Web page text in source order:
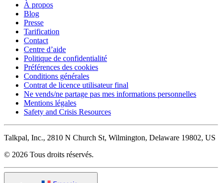
À propos
Blog
Presse
Tarification
Contact
Centre d’aide
Politique de confidentialité
Préférences des cookies
Conditions générales
Contrat de licence utilisateur final
Ne vends/ne partage pas mes informations personnelles
Mentions légales
Safety and Crisis Resources
Talkpal, Inc., 2810 N Church St, Wilmington, Delaware 19802, US
© 2026 Tous droits réservés.